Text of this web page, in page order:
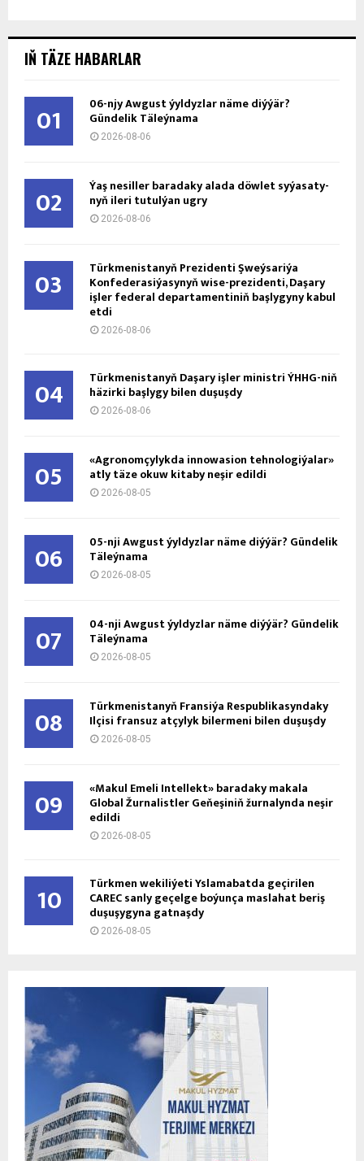
IŇ TÄZE HABARLAR
01 06-njy Awgust ýyldyzlar näme diýýär?
Gündelik Täleýnama
2026-08-06
02 Ýaş ne­sil­ler ba­ra­da­ky ala­da döw­let sy­ýa­sa­ty­
nyň ile­ri tu­tul­ýan ug­ry
2026-08-06
03 Türkmenistanyň Prezidenti Şweýsariýa
Konfederasiýasynyň wise-prezidenti, Daşary
işler federal departamentiniň başlygyny kabul
etdi
2026-08-06
04 Türkmenistanyň Daşary işler ministri ÝHHG-niň
häzirki başlygy bilen duşuşdy
2026-08-06
05 «Agronomçylykda innowasion tehnologiýalar»
atly täze okuw kitaby neşir edildi
2026-08-05
06 05-nji Awgust ýyldyzlar näme diýýär? Gündelik
Täleýnama
2026-08-05
07 04-nji Awgust ýyldyzlar näme diýýär? Gündelik
Täleýnama
2026-08-05
08 Türkmenistanyň Fransiýa Respublikasyndaky
Ilçisi fransuz atçylyk bilermeni bilen duşuşdy
2026-08-05
09 «Makul Emeli Intellekt» baradaky makala
Global Žurnalistler Geňeşiniň žurnalynda neşir
edildi
2026-08-05
10 Türkmen wekiliýeti Yslamabatda geçirilen
CAREC sanly geçelge boýunça maslahat beriş
duşuşygyna gatnaşdy
2026-08-05